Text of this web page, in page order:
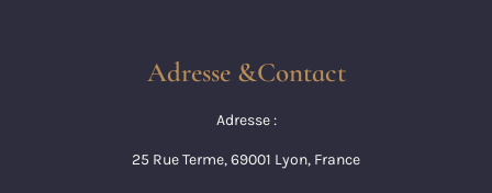
Adresse &Contact
Adresse :
25 Rue Terme, 69001 Lyon, France